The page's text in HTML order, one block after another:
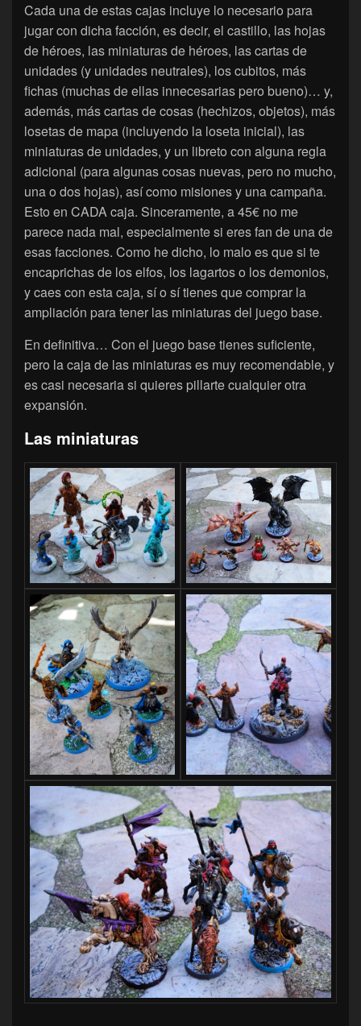
Cada una de estas cajas incluye lo necesario para
jugar con dicha facción, es decir, el castillo, las hojas
de héroes, las miniaturas de héroes, las cartas de
unidades (y unidades neutrales), los cubitos, más
fichas (muchas de ellas innecesarias pero bueno)… y,
además, más cartas de cosas (hechizos, objetos), más
losetas de mapa (incluyendo la loseta inicial), las
miniaturas de unidades, y un libreto con alguna regla
adicional (para algunas cosas nuevas, pero no mucho,
una o dos hojas), así como misiones y una campaña.
Esto en CADA caja. Sinceramente, a 45€ no me
parece nada mal, especialmente si eres fan de una de
esas facciones. Como he dicho, lo malo es que si te
encaprichas de los elfos, los lagartos o los demonios,
y caes con esta caja, sí o sí tienes que comprar la
ampliación para tener las miniaturas del juego base.
En definitiva… Con el juego base tienes suficiente,
pero la caja de las miniaturas es muy recomendable, y
es casi necesaria si quieres pillarte cualquier otra
expansión.
Las miniaturas